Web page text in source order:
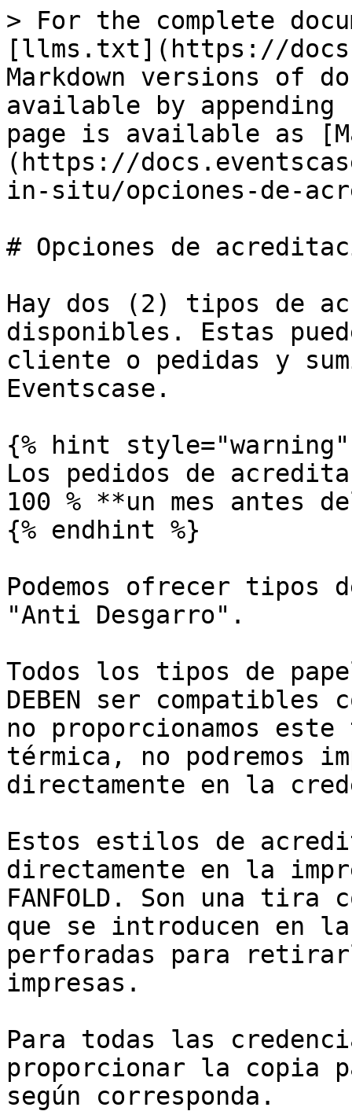
> For the complete
[llms.txt](https://
Markdown versions of
available by
page is available as
(https://
in-situ/opciones-de-
# Opciones de
Hay dos (2) tipos de
disponibles. Estas
cliente o pedidas y
Eventscase.
{% hint style="warning"
Los pedidos de
100 % **un mes
{% endhint %}
Podemos ofrecer tipos
"Anti Desgarro".
Todos los tipos de
DEBEN ser
no proporcionamos
térmica, no podremos
directamente en la
Estos estilos de
directamente en la
FANFOLD. Son una
que se introducen en
perforadas para
impresas.
Para todas las
proporcionar la copia
según corresponda.